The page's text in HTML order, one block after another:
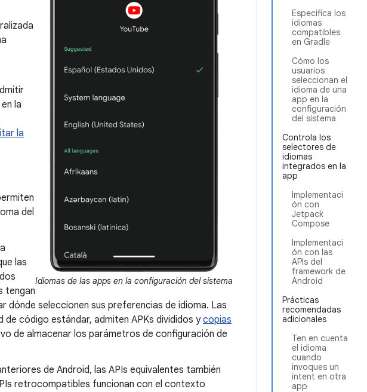
Especifica los
idiomas
compatibles
en Gradle
Cómo los
usuarios
seleccionan el
idioma de una
app en la
configuración
del sistema
Controla los
selectores de
idiomas
integrados en la
app
Implementaci
ón con
Jetpack
Compose
Implementaci
ón con las
APIs del
framework de
Android
Prácticas
recomendadas
adicionales
Ten en cuenta
el idioma
cuando
invoques un
intent en otra
app
Idiomas de las apps en la configuración del sistema
la
la
del
las
tengan
dónde seleccionen sus preferencias de idioma. Las
de código estándar, admiten APKs divididos ycopias
de almacenar los parámetros de configuración de
de Android, las APIs equivalentes también
retrocompatibles funcionan con el contexto